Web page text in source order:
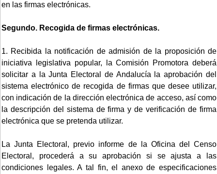
en las firmas electrónicas.
Segundo. Recogida de firmas electrónicas.
1. Recibida la notificación de admisión de la proposición de
iniciativa legislativa popular, la Comisión Promotora deberá
solicitar a la Junta Electoral de Andalucía la aprobación del
sistema electrónico de recogida de firmas que desee utilizar,
con indicación de la dirección electrónica de acceso, así como
la descripción del sistema de firma y de verificación de firma
electrónica que se pretenda utilizar.
La Junta Electoral, previo informe de la Oficina del Censo
Electoral, procederá a su aprobación si se ajusta a las
condiciones legales. A tal fin, el anexo de especificaciones